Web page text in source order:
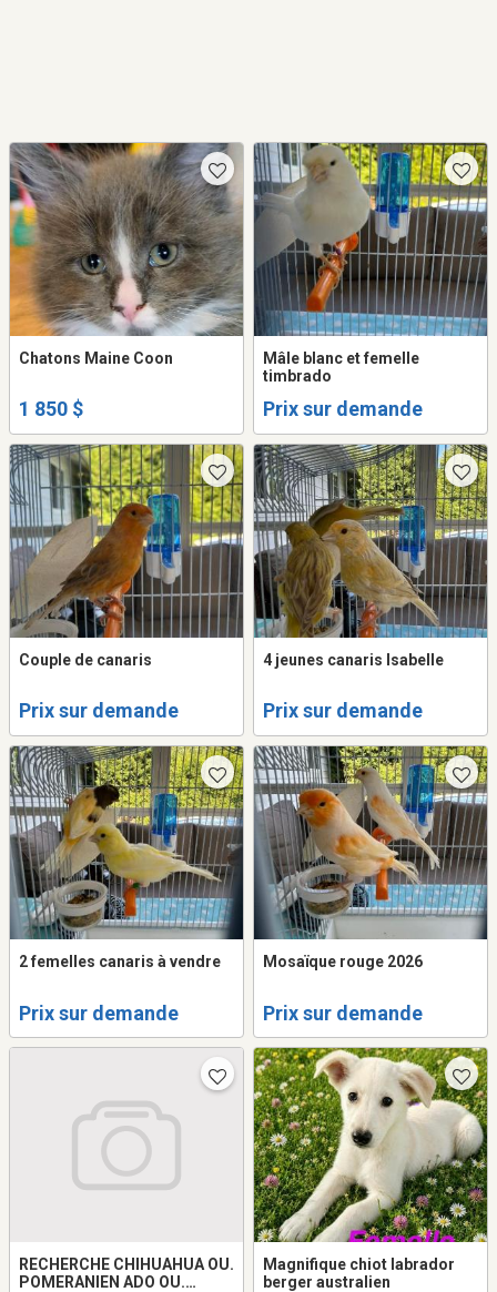
Chatons Maine Coon
1 850 $
Mâle blanc et femelle
timbrado
Prix sur demande
Couple de canaris
Prix sur demande
4 jeunes canaris Isabelle
Prix sur demande
2 femelles canaris à vendre
Prix sur demande
Mosaïque rouge 2026
Prix sur demande
RECHERCHE CHIHUAHUA OU.
POMERANIEN ADO OU.
Magnifique chiot labrador
berger australien